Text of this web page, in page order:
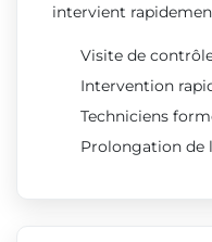
intervient
Visite de
Intervention
Techniciens
Prolongation de